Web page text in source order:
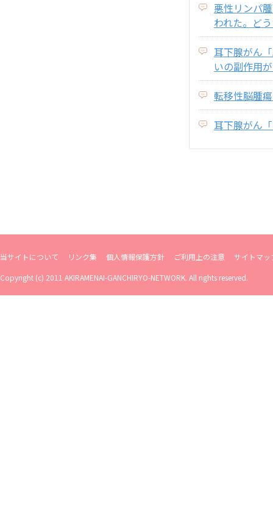
悪性リンパ
われた。ど
耳下腺がん
いの副作用
転移性脳腫
耳下腺がん
当サイトについて リンク集 個人情報保護方針 ご利用上の注意
サイトマッ
Copyright (c) 2011 AKIRAMENAI-GANCHIRYO-NETWORK. All rights reserved.